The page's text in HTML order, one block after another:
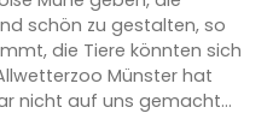
schön zu gestalten, so
die Tiere könnten sich
Münster hat
nicht auf uns gemacht...